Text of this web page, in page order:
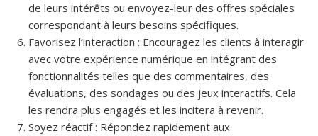
de leurs intérêts ou envoyez-leur des offres spéciales
correspondant à leurs besoins spécifiques.
Favorisez l’interaction : Encouragez les clients à interagir
avec votre expérience numérique en intégrant des
fonctionnalités telles que des commentaires, des
évaluations, des sondages ou des jeux interactifs. Cela
les rendra plus engagés et les incitera à revenir.
Soyez réactif : Répondez rapidement aux